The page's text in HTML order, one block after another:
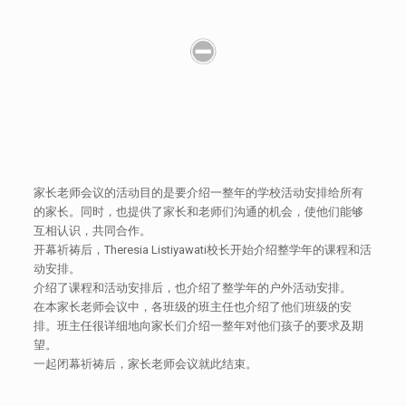
家长老师会议的活动目的是要介绍一整年的学校活动安排给所有
的家长。同时，也提供了家长和老师们沟通的机会，使他们能够
互相认识，共同合作。
开幕祈祷后，Theresia Listiyawati校长开始介绍整学年的课程和活
动安排。
介绍了课程和活动安排后，也介绍了整学年的户外活动安排。
在本家长老师会议中，各班级的班主任也介绍了他们班级的安
排。班主任很详细地向家长们介绍一整年对他们孩子的要求及期
望。
一起闭幕祈祷后，家长老师会议就此结束。